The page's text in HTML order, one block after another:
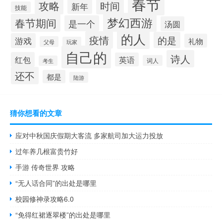
技能 攻略 新年 时间
春节期间 是一个 梦幻西游
汤圆
游戏
父母 玩家 疫情 的人 的是 礼物
红包 考生 自己的 英语 词人
诗人
还不
都是 陆游
猜你想看的文章
应对中秋国庆假期大客流 多家航司加大运力投放
过年养几根富贵竹好
手游 传奇世界 攻略
“无人话合同”的出处是哪里
校园修神录攻略6.0
“免得红裙逐翠楼”的出处是哪里